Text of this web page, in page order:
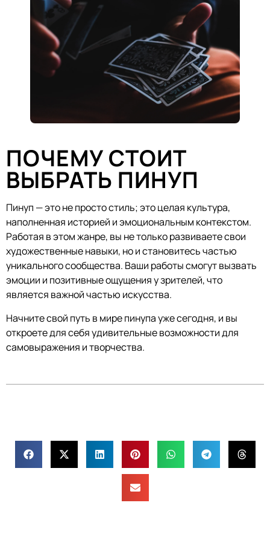
ПОЧЕМУ СТОИТ
ВЫБРАТЬ ПИНУП
Пинуп — это не просто стиль; это целая культура,
наполненная историей и эмоциональным контекстом.
Работая в этом жанре, вы не только развиваете свои
художественные навыки, но и становитесь частью
уникального сообщества. Ваши работы смогут вызвать
эмоции и позитивные ощущения у зрителей, что
является важной частью искусства.
Начните свой путь в мире пинупа уже сегодня, и вы
откроете для себя удивительные возможности для
самовыражения и творчества.